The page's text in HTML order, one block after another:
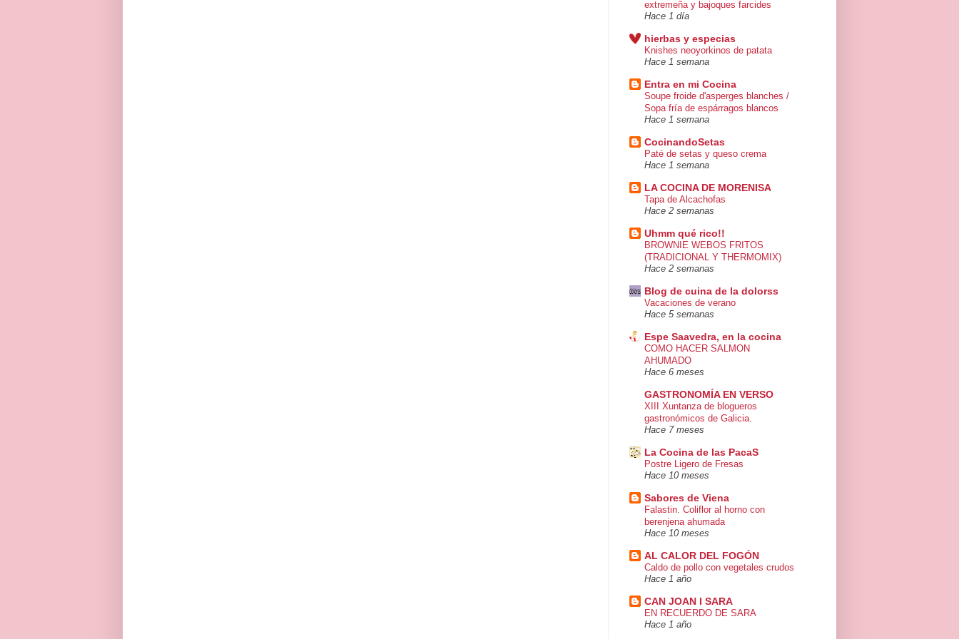
extremeña y bajoques farcides
Hace 1 día
hierbas y especias
Knishes neoyorkinos de patata
Hace 1 semana
Entra en mi Cocina
Soupe froide d'asperges blanches /
Sopa fría de espárragos blancos
Hace 1 semana
CocinandoSetas
Paté de setas y queso crema
Hace 1 semana
LA COCINA DE MORENISA
Tapa de Alcachofas
Hace 2 semanas
Uhmm qué rico!!
BROWNIE WEBOS FRITOS
(TRADICIONAL Y THERMOMIX)
Hace 2 semanas
Blog de cuina de la dolorss
Vacaciones de verano
Hace 5 semanas
Espe Saavedra, en la cocina
COMO HACER SALMON
AHUMADO
Hace 6 meses
GASTRONOMÍA EN VERSO
XIII Xuntanza de blogueros
gastronómicos de Galicia.
Hace 7 meses
La Cocina de las PacaS
Postre Ligero de Fresas
Hace 10 meses
Sabores de Viena
Falastin. Coliflor al horno con
berenjena ahumada
Hace 10 meses
AL CALOR DEL FOGÓN
Caldo de pollo con vegetales crudos
Hace 1 año
CAN JOAN I SARA
EN RECUERDO DE SARA
Hace 1 año